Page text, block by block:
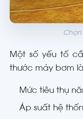
Một số yếu tố
thước máy bơm
Mức tiêu thụ
Áp suất hệ